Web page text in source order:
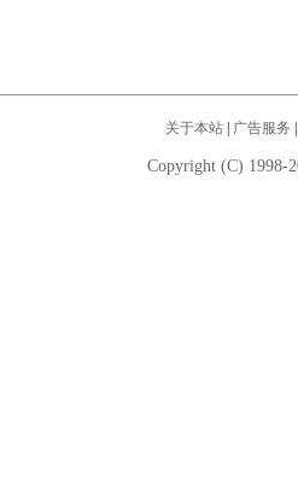
关于本站| 广告服务
Copyright (C) 1998-